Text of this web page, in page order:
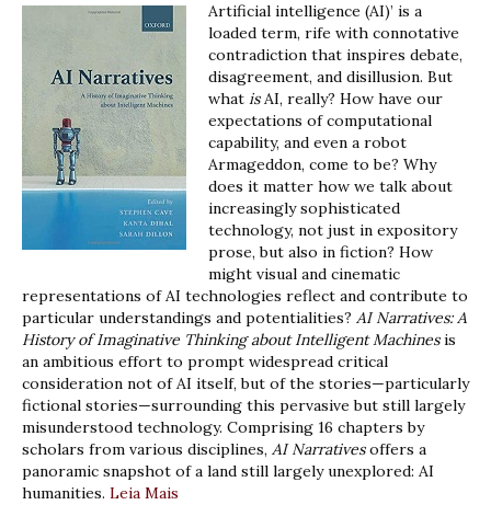
Artificial intelligence (AI)’ is a
loaded term, rife with connotative
contradiction that inspires debate,
disagreement, and disillusion. But
what isAI, really? How have our
expectations of computational
capability, and even a robot
Armageddon, come to be? Why
does it matter how we talk about
increasingly sophisticated
technology, not just in expository
prose, but also in fiction? How
might visual and cinematic
representations of AI technologies reflect and contribute to
particular understandings and potentialities? AI Narratives: A
History of Imaginative Thinking about Intelligent Machinesis
an ambitious effort to prompt widespread critical
consideration not of AI itself, but of the stories—particularly
fictional stories—surrounding this pervasive but still largely
misunderstood technology. Comprising 16 chapters by
scholars from various disciplines, AI Narrativesoffers a
panoramic snapshot of a land still largely unexplored: AI
humanities. Leia Mais